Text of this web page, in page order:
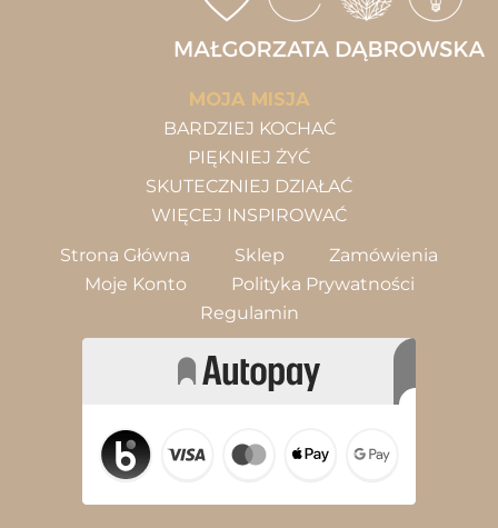
MOJA MISJA
BARDZIEJ KOCHAĆ
PIĘKNIEJ ŻYĆ
SKUTECZNIEJ DZIAŁAĆ
WIĘCEJ INSPIROWAĆ
Strona Główna
Sklep
Zamówienia
Moje Konto
Polityka Prywatności
Regulamin